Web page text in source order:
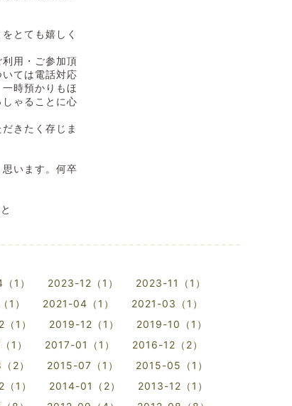
とても嬉しく
用・ご参加頂
ては電話対応
時預かりもほ
ゃることに心
きたく存じま
います。何卒
1） 2023-12（1）
2023-11（1）
1） 2021-04（1）
2021-03（1）
1） 2019-12（1）
2019-10（1）
1） 2017-01（1）
2016-12（2）
2） 2015-07（1）
2015-05（1）
1） 2014-01（2）
2013-12（1）